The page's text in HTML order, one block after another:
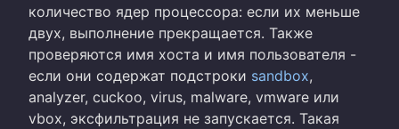
количество ядер процессора: если их меньше
двух, выполнение прекращается. Также
проверяются имя хоста и имя пользователя -
если они содержат подстроки sandbox,
analyzer, cuckoo, virus, malware, vmware или
vbox, эксфильтрация не запускается. Такая